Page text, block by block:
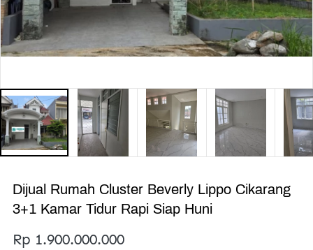
Dijual Rumah Cluster Beverly Lippo Cikarang
3+1 Kamar Tidur Rapi Siap Huni
Rp 1.900.000.000